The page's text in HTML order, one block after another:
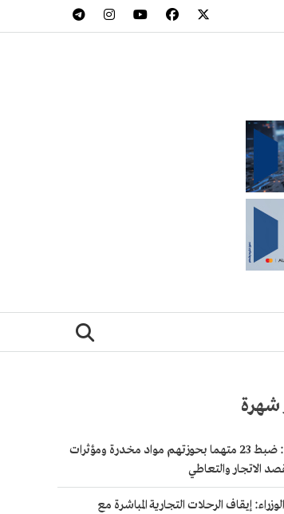
شهرة
الداخلية: ضبط 23 متهما بحوزتهم مواد مخدرة ومؤثرات
الاتجار والتعاطي
إيقاف الرحلات التجارية المباشرة مع